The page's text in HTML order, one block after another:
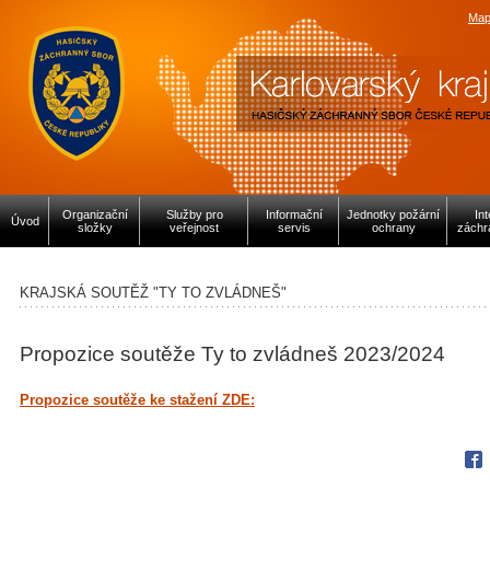
Úvod
Organizační
složky
Služby pro
veřejnost
Informační
servis
Jednotky požární
ochrany
KRAJSKÁ SOUTĚŽ "TY TO ZVLÁDNEŠ"
Propozice soutěže Ty to zvládneš 2023/2024
Propozice soutěže ke stažení ZDE: